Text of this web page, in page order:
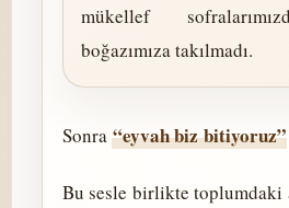
mükellef
boğazımıza takılmadı.
Sonra“eyvah biz bitiyoruz”
Bu sesle birlikte